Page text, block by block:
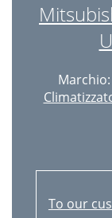
Marchio:
To our